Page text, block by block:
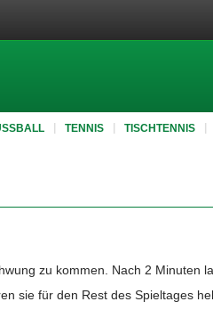
TENNIS TISCHTENNIS
zu kommen. Nach 2 Minuten
sie für den Rest des Spieltages